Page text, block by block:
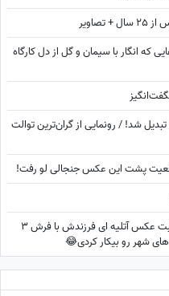
انگار با سیمان و گل از دل کارگاه
17 رسماً به توالت تبدیل شد! / رونمایی از گران‌ترین توالت
پشت این عکس جنجالی لو رفت!
خلاقیت فرازمینی و خنده دار پدر ایرانی در ثبت عکس آتلیه ای فرزندش با فرش 3
شهر رو بیکار کردی😂